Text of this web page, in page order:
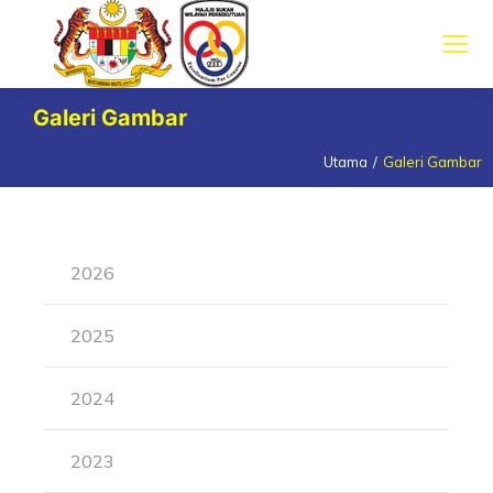
Galeri Gambar
Utama Galeri Gambar
2026
2025
2024
2023